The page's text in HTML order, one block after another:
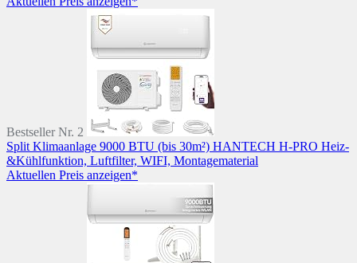
Bestseller Nr. 2
Split Klimaanlage 9000 BTU (bis 30m²) HANTECH H-PRO Heiz-
&Kühlfunktion, Luftfilter, WIFI, Montagematerial
Aktuellen Preis anzeigen*